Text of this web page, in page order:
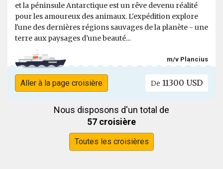
et la péninsule Antarctique est un rêve devenu réalité
pour les amoureux des animaux. L'expédition explore
l'une des dernières régions sauvages de la planète - une
terre aux paysages d'une beauté...
m/v Plancius
Aller à la page croisière De 11300 USD
Nous disposons d'un total de
57 croisière
Toutes les croisières